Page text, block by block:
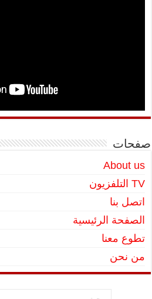
صفحات
About us
TV التلفزيون
اتصل بنا
الصفحة الرئيسية
تطوع معنا
من نحن